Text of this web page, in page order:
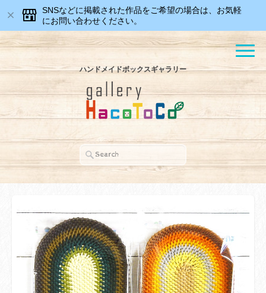
SNSなどに掲載された作品をご希望の場合は、お気軽
にお問い合わせください。
ハンドメイドボックスギャラリー